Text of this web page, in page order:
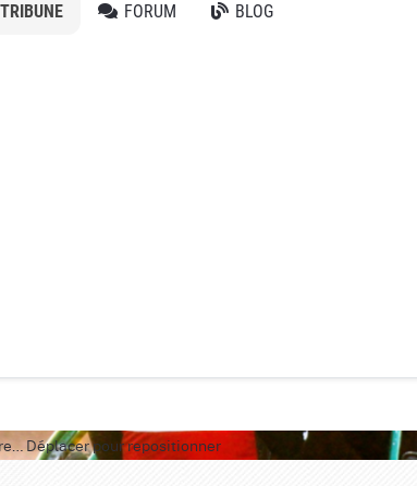
TRIBUNE FORUM BLOG
Déplacer pour repositionner